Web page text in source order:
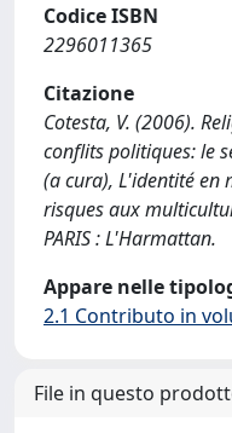
Codice ISBN
2296011365
Citazione
Cotesta, V. (2006).
conflits politiques: le
(a cura), L'identité en
risques aux
PARIS : L'Harmattan.
Appare nelle
2.1 Contributo in
File in questo